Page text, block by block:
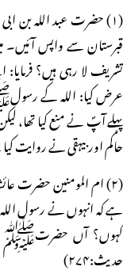
(۱) حضرت عبد اللہ بن
قبرستان سے واپس
تشریف لا رہی ہیں؟
عرض کیا: اللہ کے
پہلے آپؐ نے منع کیا
حاکم اور بیہقی نے روایت
(۲) ام المومنین
ہے کہ انہوں نے رسول
کہوں؟ آں حضرتﷺ نے
حدیث:۲۷۴)